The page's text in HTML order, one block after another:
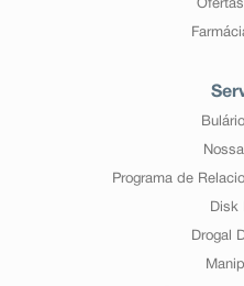
Programa de
Disk
Drogal